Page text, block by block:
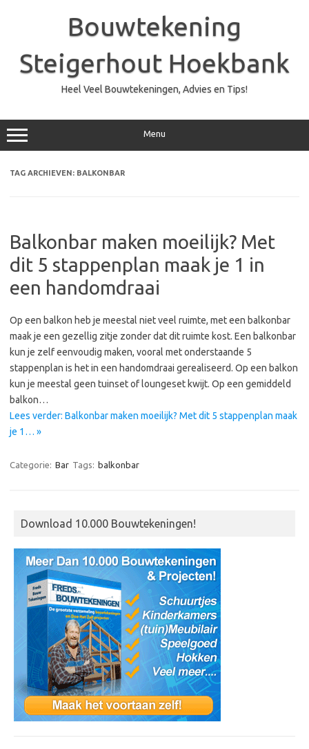
Bouwtekening
Steigerhout Hoekbank
Heel Veel Bouwtekeningen, Advies en Tips!
Menu
TAG ARCHIEVEN: BALKONBAR
Balkonbar maken moeilijk? Met
dit 5 stappenplan maak je 1 in
een handomdraai
Op een balkon heb je meestal niet veel ruimte, met een balkonbar
maak je een gezellig zitje zonder dat dit ruimte kost. Een balkonbar
kun je zelf eenvoudig maken, vooral met onderstaande 5
stappenplan is het in een handomdraai gerealiseerd. Op een balkon
kun je meestal geen tuinset of loungeset kwijt. Op een gemiddeld
balkon…
Lees verder: Balkonbar maken moeilijk? Met dit 5 stappenplan maak
je 1… »
Categorie: Bar Tags: balkonbar
Download 10.000 Bouwtekeningen!